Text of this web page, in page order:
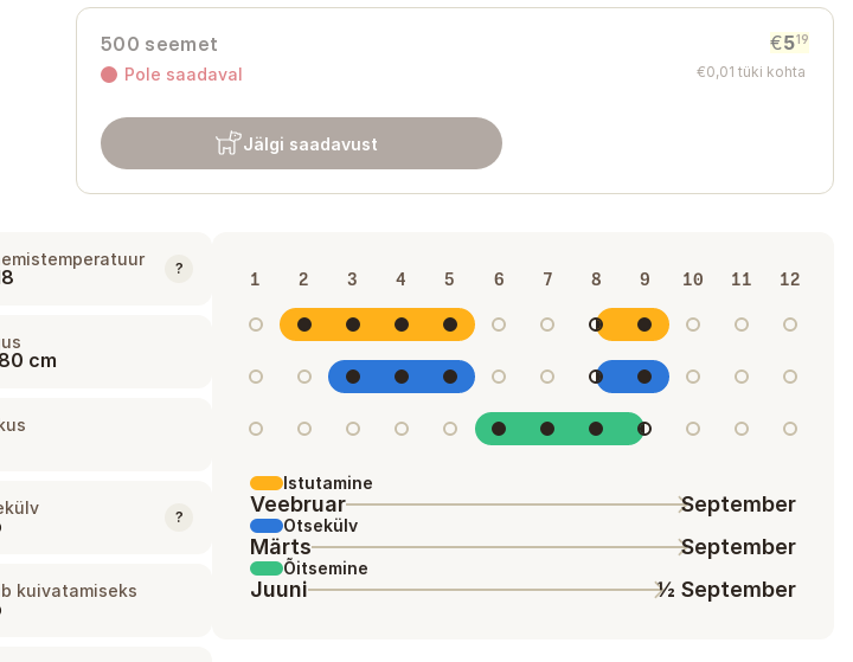
500 seemet
Pole saadaval
€519
€0,01 tüki kohta
Jälgi saadavust
?
cm
?
kuivatamiseks
1 2 3 4 5 6 7 8 9 10 11 12
Istutamine
Veebruar September
Otsekülv
Märts September
Õitsemine
Juuni ½ September